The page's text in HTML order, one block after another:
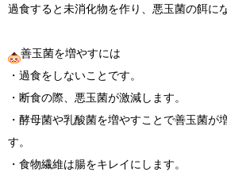
過食すると未消化物を作り、悪玉菌の餌に
善玉菌を増やすには
・過食をしないことです。
・断食の際、悪玉菌が激減します。
・酵母菌や乳酸菌を増やすことで善玉菌が
す。
・食物繊維は腸をキレイにします。